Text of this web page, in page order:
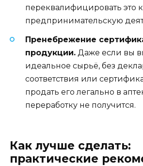
переквалифицировать это
предпринимательскую
Пренебрежение
продукции. Даже если вы
идеальное сырьё, без
соответствия или
продать его легально в
переработку не получится.
Как лучше сделать:
практические